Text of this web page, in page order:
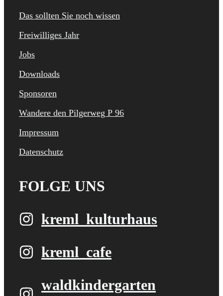
Das sollten Sie noch wissen
Freiwilliges Jahr
Jobs
Downloads
Sponsoren
Wandere den Pilgerweg P 96
Impressum
Datenschutz
FOLGE UNS
kreml_kulturhaus
kreml_cafe
waldkindergarten​